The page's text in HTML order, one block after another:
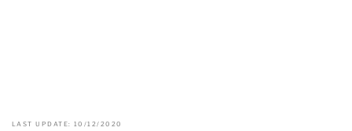
LAST UPDATE: 10/12/2020